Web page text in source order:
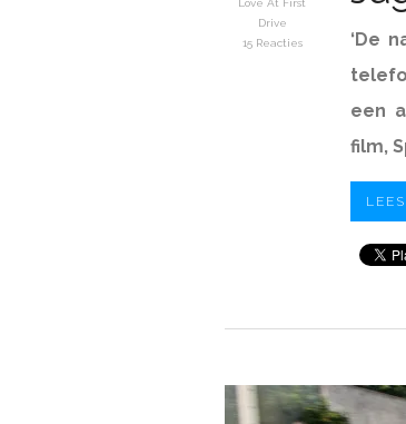
Love At First
Drive
15 Reacties
‘De
een
film,